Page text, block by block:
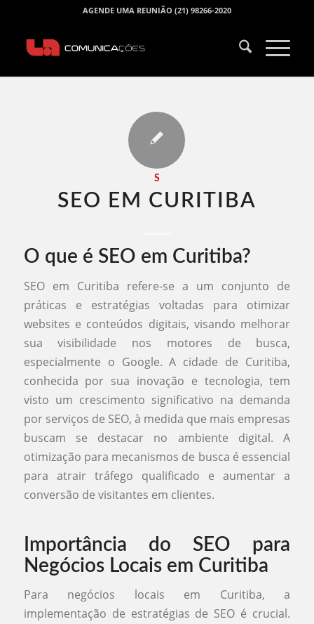
AGENDE UMA REUNIÃO (21) 98266-2020
S
SEO EM CURITIBA​
O que é SEO em Curitiba?
SEO em Curitiba refere-se a um conjunto de
práticas e estratégias voltadas para otimizar
websites e conteúdos digitais, visando melhorar
sua visibilidade nos motores de busca,
especialmente o Google. A cidade de Curitiba,
conhecida por sua inovação e tecnologia, tem
visto um crescimento significativo na demanda
por serviços de SEO, à medida que mais empresas
buscam se destacar no ambiente digital. A
otimização para mecanismos de busca é essencial
para atrair tráfego qualificado e aumentar a
conversão de visitantes em clientes.
Importância do SEO para
Negócios Locais em Curitiba
Para negócios locais em Curitiba, a
implementação de estratégias de SEO é crucial.